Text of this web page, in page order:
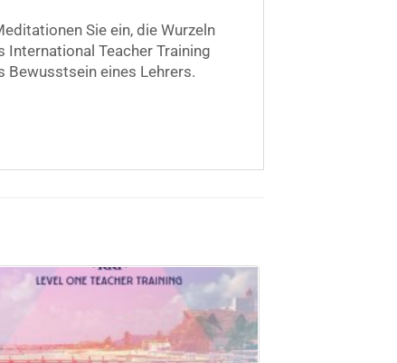
Sie ein, die Wurzeln
International Teacher Training
Bewusstsein eines Lehrers.